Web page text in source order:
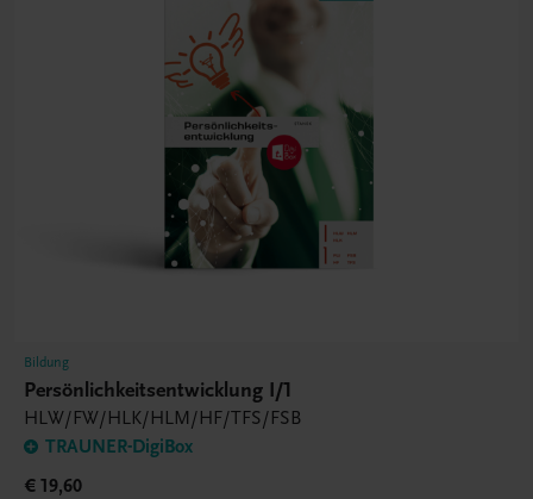
Bildung
Persönlichkeitsentwicklung I/1
HLW/FW/HLK/HLM/HF/TFS/FSB
TRAUNER-DigiBox
€ 19,60